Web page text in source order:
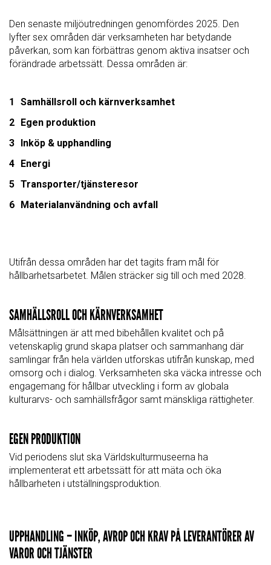
Den senaste miljöutredningen genomfördes 2025. Den
lyfter sex områden där verksamheten har betydande
påverkan, som kan förbättras genom aktiva insatser och
förändrade arbetssätt. Dessa områden är:
Samhällsroll och kärnverksamhet
Egen produktion
Inköp & upphandling
Energi
Transporter/tjänsteresor
Materialanvändning och avfall
Utifrån dessa områden har det tagits fram mål för
hållbarhetsarbetet. Målen sträcker sig till och med 2028.
SAMHÄLLSROLL OCH KÄRNVERKSAMHET
Målsättningen är att med bibehållen kvalitet och på
vetenskaplig grund skapa platser och sammanhang där
samlingar från hela världen utforskas utifrån kunskap, med
omsorg och i dialog. Verksamheten ska väcka intresse och
engagemang för hållbar utveckling i form av globala
kulturarvs- och samhällsfrågor samt mänskliga rättigheter.
EGEN PRODUKTION
Vid periodens slut ska Världskulturmuseerna ha
implementerat ett arbetssätt för att mäta och öka
hållbarheten i utställningsproduktion.
UPPHANDLING – INKÖP, AVROP OCH KRAV PÅ LEVERANTÖRER AV
VAROR OCH TJÄNSTER